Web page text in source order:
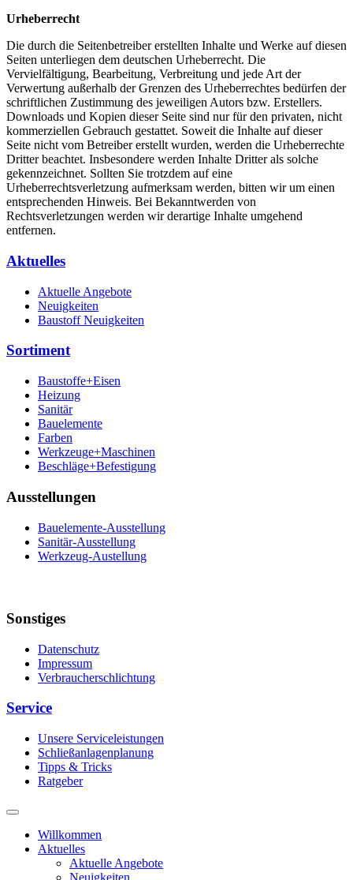
Urheberrecht
Die durch die Seitenbetreiber erstellten Inhalte und Werke auf diesen
Seiten unterliegen dem deutschen Urheberrecht. Die
Vervielfältigung, Bearbeitung, Verbreitung und jede Art der
Verwertung außerhalb der Grenzen des Urheberrechtes bedürfen der
schriftlichen Zustimmung des jeweiligen Autors bzw. Erstellers.
Downloads und Kopien dieser Seite sind nur für den privaten, nicht
kommerziellen Gebrauch gestattet. Soweit die Inhalte auf dieser
Seite nicht vom Betreiber erstellt wurden, werden die Urheberrechte
Dritter beachtet. Insbesondere werden Inhalte Dritter als solche
gekennzeichnet. Sollten Sie trotzdem auf eine
Urheberrechtsverletzung aufmerksam werden, bitten wir um einen
entsprechenden Hinweis. Bei Bekanntwerden von
Rechtsverletzungen werden wir derartige Inhalte umgehend
entfernen.
Aktuelles
Aktuelle Angebote
Neuigkeiten
Baustoff Neuigkeiten
Sortiment
Baustoffe+Eisen
Heizung
Sanitär
Bauelemente
Farben
Werkzeuge+Maschinen
Beschläge+Befestigung
Ausstellungen
Bauelemente-Ausstellung
Sanitär-Ausstellung
Werkzeug-Austellung
Sonstiges
Datenschutz
Impressum
Verbraucherschlichtung
Service
Unsere Serviceleistungen
Schließanlagenplanung
Tipps & Tricks
Ratgeber
Willkommen
Aktuelles
Aktuelle Angebote
Neuigkeiten